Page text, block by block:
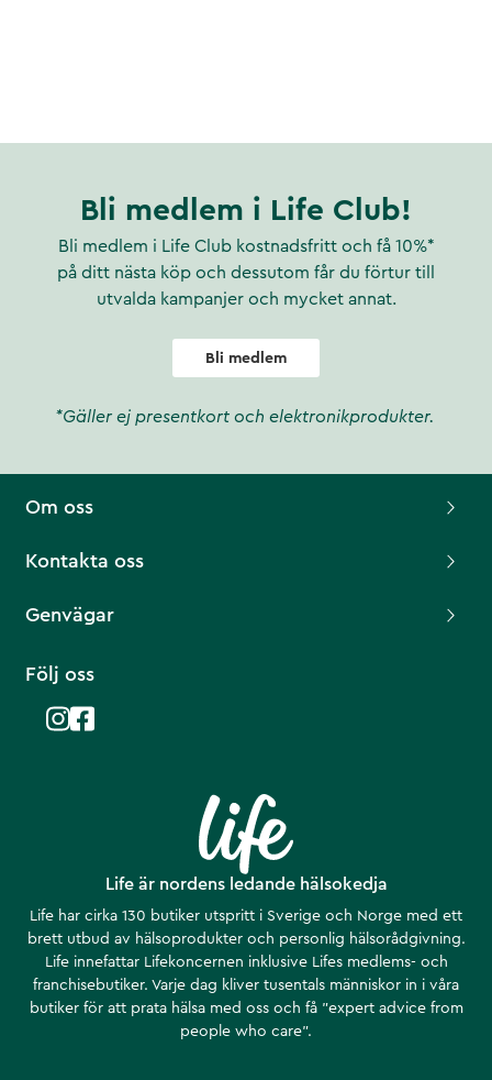
Bli medlem i Life Club!
Bli medlem i Life Club kostnadsfritt och få 10%*
på ditt nästa köp och dessutom får du förtur till
utvalda kampanjer och mycket annat.
Bli medlem
*Gäller ej presentkort och elektronikprodukter.
Life är nordens ledande hälsokedja
Life har cirka 130 butiker utspritt i Sverige och Norge med ett
brett utbud av hälsoprodukter och personlig hälsorådgivning.
Life innefattar Lifekoncernen inklusive Lifes medlems- och
franchisebutiker. Varje dag kliver tusentals människor in i våra
butiker för att prata hälsa med oss och få ”expert advice from
people who care”.
Om oss
Kontakta oss
Genvägar
Följ oss